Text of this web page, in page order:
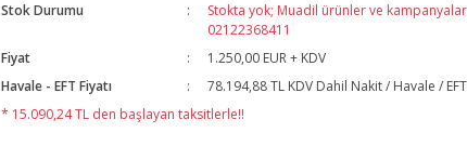
Stok Durumu
Stokta yok; Muadil ürünler ve
02122368411
Fiyat
1.250,00 EUR + KDV
Havale - EFT Fiyatı
78.194,88 TL KDV Dahil Nakit / Havale / EFT
* 15.090,24 TL den başlayan taksitlerle!!